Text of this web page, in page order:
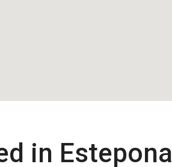
in Estepona